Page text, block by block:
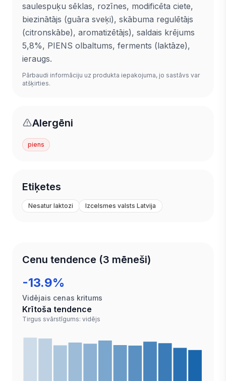
saulespuķu sēklas, rozīnes, modificēta ciete,
biezinātājs (guāra sveķi), skābuma regulētājs
(citronskābe), aromatizētājs), saldais krējums
5,8%, PIENS olbaltums, ferments (laktāze),
ieraugs.
Pārbaudi informāciju uz produkta iepakojuma, jo sastāvs var
atšķirties.
Alergēni
piens
Etiķetes
Nesatur laktozi Izcelsmes valsts Latvija
Cenu tendence (3 mēneši)
-13.9%
Vidējais cenas kritums
Krītoša tendence
Tirgus svārstīgums: vidējs